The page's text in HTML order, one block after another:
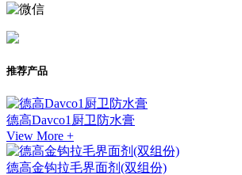
推荐产品
德高Davco1厨卫防水膏
View More +
德高金钩拉毛界面剂(双组份)